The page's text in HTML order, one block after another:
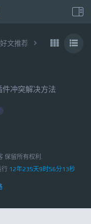
好文推荐 东拉西扯
件冲突解决方法
保留所有权利.
行 12年235天9时56分13秒